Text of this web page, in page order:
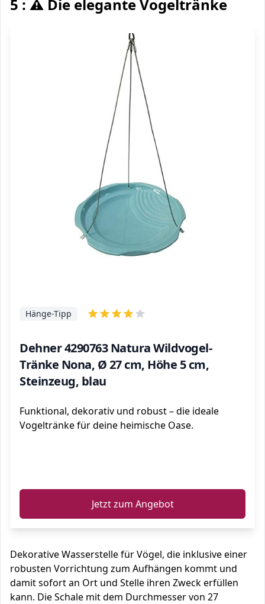
5 : ⚠️ Die elegante Vogeltränke
Dehner 4290763 Natura Wildvogel-
Tränke Nona, Ø 27 cm, Höhe 5 cm,
Steinzeug, blau
Hänge-Tipp
Funktional, dekorativ und robust – die ideale
Vogeltränke für deine heimische Oase.
Jetzt zum Angebot
Dekorative Wasserstelle für Vögel, die inklusive einer
robusten Vorrichtung zum Aufhängen kommt und
damit sofort an Ort und Stelle ihren Zweck erfüllen
kann. Die Schale mit dem Durchmesser von 27